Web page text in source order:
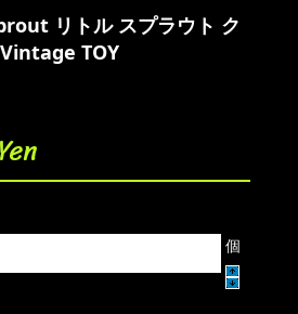
リトル スプラウト ク
TOY
Yen
個